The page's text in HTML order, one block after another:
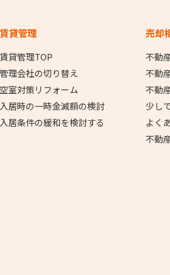
賃貸管理
賃貸管理TOP
管理会社の切り替え
空室対策リフォーム
入居時の一時金減額の検討
入居条件の緩和を検討する
売却
不動
不動
不動
少し
よく
不動